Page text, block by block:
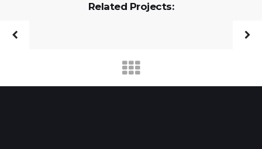
Related Projects: